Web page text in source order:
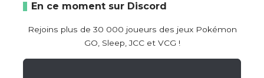
En ce moment sur Discord
Rejoins plus de 30 000 joueurs des jeux Pokémon
GO, Sleep, JCC et VCG !